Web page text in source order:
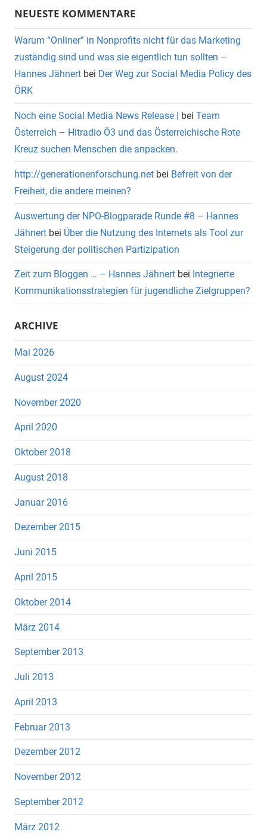
NEUESTE KOMMENTARE
Warum “Onliner” in Nonprofits nicht für das Marketing
zuständig sind und was sie eigentlich tun sollten –
Hannes Jähnert bei Der Weg zur Social Media Policy des
ÖRK
Noch eine Social Media News Release | bei Team
Österreich – Hitradio Ö3 und das Österreichische Rote
Kreuz suchen Menschen die anpacken.
http://generationenforschung.net bei Befreit von der
Freiheit, die andere meinen?
Auswertung der NPO-Blogparade Runde #8 – Hannes
Jähnert bei Über die Nutzung des Internets als Tool zur
Steigerung der politischen Partizipation
Zeit zum Bloggen … – Hannes Jähnert bei Integrierte
Kommunikationsstrategien für jugendliche Zielgruppen?
ARCHIVE
Mai 2026
August 2024
November 2020
April 2020
Oktober 2018
August 2018
Januar 2016
Dezember 2015
Juni 2015
April 2015
Oktober 2014
März 2014
September 2013
Juli 2013
April 2013
Februar 2013
Dezember 2012
November 2012
September 2012
März 2012